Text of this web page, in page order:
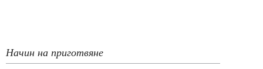
Начин на приготвяне